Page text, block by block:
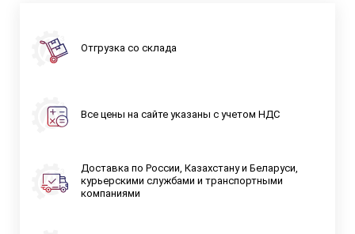
Отгрузка со склада
Все цены на сайте указаны с учетом НДС
Доставка по России, Казахстану и Беларуси,
курьерскими службами и транспортными
компаниями